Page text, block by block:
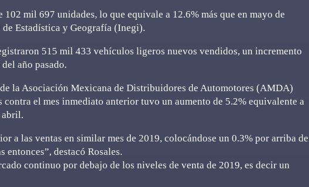
mil 697 unidades, lo que equivale a 12.6% más que en mayo de
Estadística y Geografía (Inegi).
515 mil 433 vehículos ligeros nuevos vendidos, un incremento
año pasado.
la Asociación Mexicana de Distribuidores de Automotores (AMDA)
contra el mes inmediato anterior tuvo un aumento de 5.2% equivalente a
abril.
a las ventas en similar mes de 2019, colocándose un 0.3% por arriba de
destacó Rosales.
continuo por debajo de los niveles de venta de 2019, es decir un